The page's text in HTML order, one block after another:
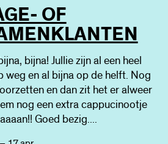
OF
bijna! Jullie zijn al een heel
weg en al bijna op de helft. Nog
en dan zit het er alweer
nog een extra cappucinootje
Goed bezig....